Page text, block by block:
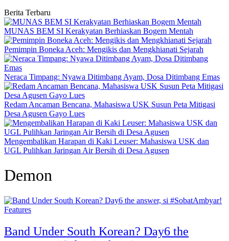
Berita Terbaru
MUNAS BEM SI Kerakyatan Berhiaskan Bogem Mentah
Pemimpin Boneka Aceh: Mengikis dan Mengkhianati Sejarah
Neraca Timpang: Nyawa Ditimbang Ayam, Dosa Ditimbang Emas
Redam Ancaman Bencana, Mahasiswa USK Susun Peta Mitigasi
Desa Agusen Gayo Lues
Mengembalikan Harapan di Kaki Leuser: Mahasiswa USK dan
UGL Pulihkan Jaringan Air Bersih di Desa Agusen
Demon
Features
Band Under South Korean? Day6 the